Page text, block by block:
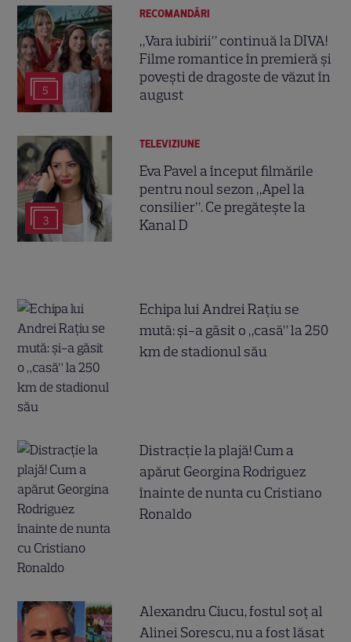
5
RECOMANDĂRI
„Vara iubirii” continuă la DIVA!
Filme romantice în premieră și
povești de dragoste de văzut în
august
3
TELEVIZIUNE
Eva Pavel a început filmările
pentru noul sezon „Apel la
consilier”. Ce pregătește la
Kanal D
Echipa lui Andrei Rațiu se
mută: și-a găsit o „casă” la 250
km de stadionul său
Distracție la plajă! Cum a
apărut Georgina Rodriguez
înainte de nunta cu Cristiano
Ronaldo
Alexandru Ciucu, fostul soț al
Alinei Sorescu, nu a fost lăsat